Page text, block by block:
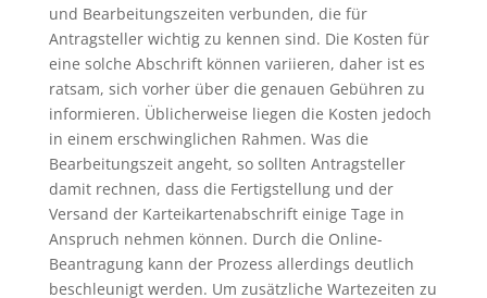
und Bearbeitungszeiten verbunden, die für
Antragsteller wichtig zu kennen sind. Die Kosten für
eine solche Abschrift können variieren, daher ist es
ratsam, sich vorher über die genauen Gebühren zu
informieren. Üblicherweise liegen die Kosten jedoch
in einem erschwinglichen Rahmen. Was die
Bearbeitungszeit angeht, so sollten Antragsteller
damit rechnen, dass die Fertigstellung und der
Versand der Karteikartenabschrift einige Tage in
Anspruch nehmen können. Durch die Online-
Beantragung kann der Prozess allerdings deutlich
beschleunigt werden. Um zusätzliche Wartezeiten zu